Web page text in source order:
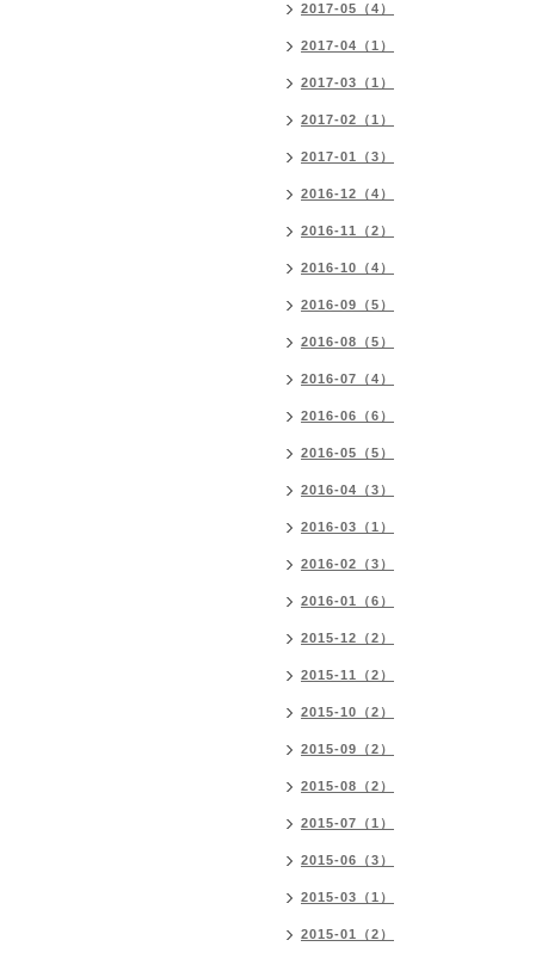
2017-05（4）
2017-04（1）
2017-03（1）
2017-02（1）
2017-01（3）
2016-12（4）
2016-11（2）
2016-10（4）
2016-09（5）
2016-08（5）
2016-07（4）
2016-06（6）
2016-05（5）
2016-04（3）
2016-03（1）
2016-02（3）
2016-01（6）
2015-12（2）
2015-11（2）
2015-10（2）
2015-09（2）
2015-08（2）
2015-07（1）
2015-06（3）
2015-03（1）
2015-01（2）